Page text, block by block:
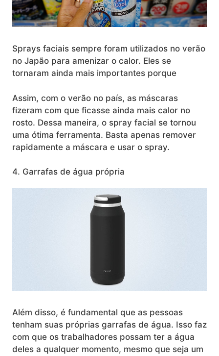
Sprays faciais sempre foram utilizados no verão
no Japão para amenizar o calor. Eles se
tornaram ainda mais importantes porque
Assim, com o verão no país, as máscaras
fizeram com que ficasse ainda mais calor no
rosto. Dessa maneira, o spray facial se tornou
uma ótima ferramenta. Basta apenas remover
rapidamente a máscara e usar o spray.
4. Garrafas de água própria
Além disso, é fundamental que as pessoas
tenham suas próprias garrafas de água. Isso faz
com que os trabalhadores possam ter a água
deles a qualquer momento, mesmo que seja um